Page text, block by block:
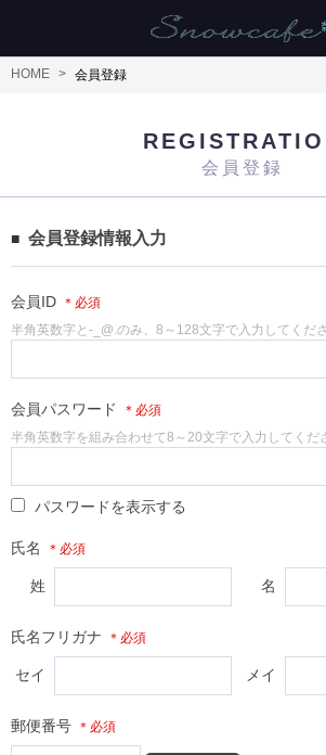
HOME 会員登録
会員登録
会員登録情報入力
会員ID
半角英数字と-_@.のみ、8～128文字で入力してくださ
会員パスワード
半角英数字を組み合わせて8～20文字で入力してくだ
パスワードを表示する
氏名
姓 名
氏名フリガナ
セイ メイ
郵便番号